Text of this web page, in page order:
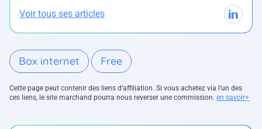
Voir tous ses articles
Box internet Free
Cette page peut contenir des liens d’affiliation. Si vous achetez via l'un des
ces liens, le site marchand pourra nous reverser une commission. en savoir+